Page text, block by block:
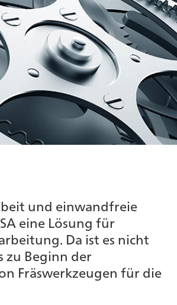
und einwandfreie
eine Lösung für
Da ist es nicht
zu Beginn der
Fräswerkzeugen für die